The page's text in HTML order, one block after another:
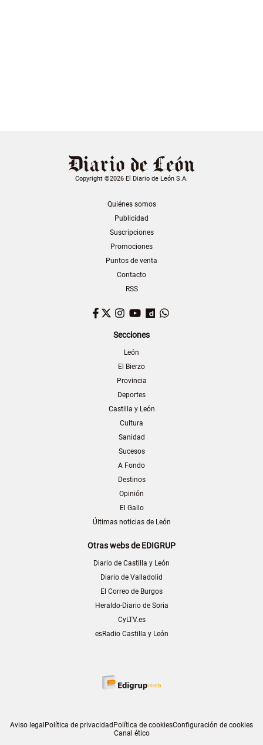
Copyright ©2026 El Diario de León S.A.
Quiénes somos
Publicidad
Suscripciones
Promociones
Puntos de venta
Contacto
RSS
Facebook
TwitterInstagram
YouTubeDailymotion
Secciones
León
El Bierzo
Provincia
Deportes
Castilla y León
Cultura
Sanidad
Sucesos
A Fondo
Destinos
Opinión
El Gallo
Últimas noticias de León
Otras webs de EDIGRUP
Diario de Castilla y León
Diario de Valladolid
El Correo de Burgos
Heraldo-Diario de Soria
CyLTV.es
esRadio Castilla y León
Aviso legal Política de privacidad Política de cookiesConfiguración de cookies
Canal ético